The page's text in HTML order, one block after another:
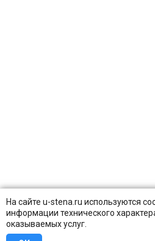
На сайте u-stena.ru используются
информации технического
оказываемых услуг.